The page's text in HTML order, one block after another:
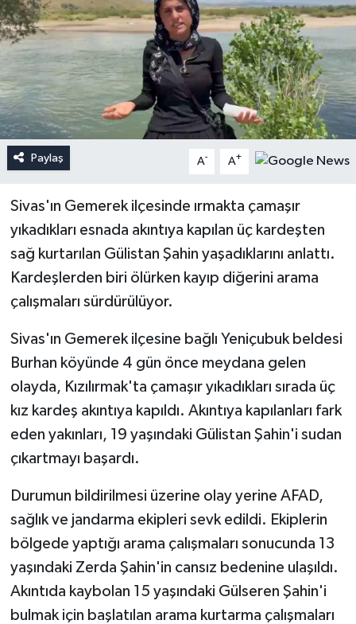
Paylaş A- A+
Sivas'ın Gemerek ilçesinde ırmakta çamaşır
yıkadıkları esnada akıntıya kapılan üç kardeşten
sağ kurtarılan Gülistan Şahin yaşadıklarını anlattı.
Kardeşlerden biri ölürken kayıp diğerini arama
çalışmaları sürdürülüyor.
Sivas'ın Gemerek ilçesine bağlı Yeniçubuk beldesi
Burhan köyünde 4 gün önce meydana gelen
olayda, Kızılırmak'ta çamaşır yıkadıkları sırada üç
kız kardeş akıntıya kapıldı. Akıntıya kapılanları fark
eden yakınları, 19 yaşındaki Gülistan Şahin'i sudan
çıkartmayı başardı.
Durumun bildirilmesi üzerine olay yerine AFAD,
sağlık ve jandarma ekipleri sevk edildi. Ekiplerin
bölgede yaptığı arama çalışmaları sonucunda 13
yaşındaki Zerda Şahin'in cansız bedenine ulaşıldı.
Akıntıda kaybolan 15 yaşındaki Gülseren Şahin'i
bulmak için başlatılan arama kurtarma çalışmaları